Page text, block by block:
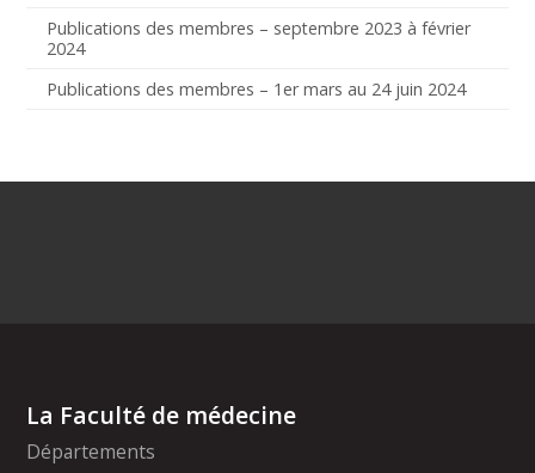
Publications des membres – septembre 2023 à février
2024
Publications des membres – 1er mars au 24 juin 2024
La Faculté de médecine
Départements